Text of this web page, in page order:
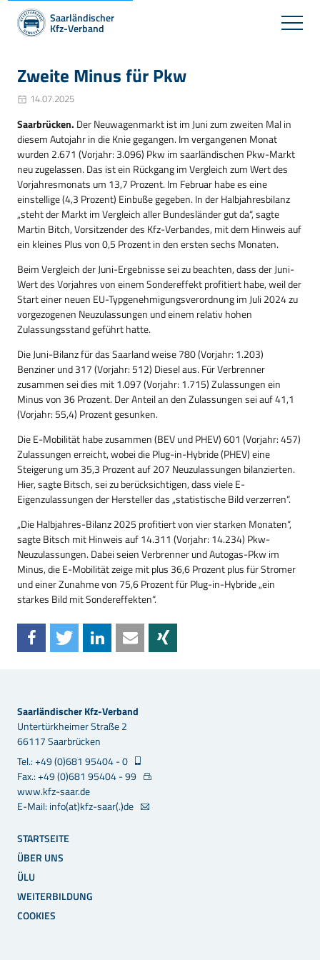
Saarländischer
Kfz-Verband
Zweite Minus für Pkw
14.07.2025
Saarbrücken. Der Neuwagenmarkt ist im Juni zum zweiten Mal in
diesem Autojahr in die Knie gegangen. Im vergangenen Monat
wurden 2.671 (Vorjahr: 3.096) Pkw im saarländischen Pkw-Markt
neu zugelassen. Das ist ein Rückgang im Vergleich zum Wert des
Vorjahresmonats um 13,7 Prozent. Im Februar habe es eine
einstellige (4,3 Prozent) Einbuße gegeben. In der Halbjahresbilanz
„steht der Markt im Vergleich aller Bundesländer gut da“, sagte
Martin Bitch, Vorsitzender des Kfz-Verbandes, mit dem Hinweis auf
ein kleines Plus von 0,5 Prozent in den ersten sechs Monaten.
Beim Vergleich der Juni-Ergebnisse sei zu beachten, dass der Juni-
Wert des Vorjahres von einem Sondereffekt profitiert habe, weil der
Start einer neuen EU-Typgenehmigungsverordnung im Juli 2024 zu
vorgezogenen Neuzulassungen und einem relativ hohen
Zulassungsstand geführt hatte.
Die Juni-Bilanz für das Saarland weise 780 (Vorjahr: 1.203)
Benziner und 317 (Vorjahr: 512) Diesel aus. Für Verbrenner
zusammen sei dies mit 1.097 (Vorjahr: 1.715) Zulassungen ein
Minus von 36 Prozent. Der Anteil an den Zulassungen sei auf 41,1
(Vorjahr: 55,4) Prozent gesunken.
Die E-Mobilität habe zusammen (BEV und PHEV) 601 (Vorjahr: 457)
Zulassungen erreicht, wobei die Plug-in-Hybride (PHEV) eine
Steigerung um 35,3 Prozent auf 207 Neuzulassungen bilanzierten.
Hier, sagte Bitsch, sei zu berücksichtigen, dass viele E-
Eigenzulassungen der Hersteller das „statistische Bild verzerren“.
„Die Halbjahres-Bilanz 2025 profitiert von vier starken Monaten“,
sagte Bitsch mit Hinweis auf 14.311 (Vorjahr: 14.234) Pkw-
Neuzulassungen. Dabei seien Verbrenner und Autogas-Pkw im
Minus, die E-Mobilität zeige mit plus 36,6 Prozent plus für Stromer
und einer Zunahme von 75,6 Prozent für Plug-in-Hybride „ein
starkes Bild mit Sondereffekten“.
Saarländischer Kfz-Verband
Untertürkheimer Straße 2
66117 Saarbrücken
Tel.: +49 (0)681 95404 - 0
Fax.: +49 (0)681 95404 - 99
www.kfz-saar.de
E-Mail: info(at)kfz-saar(.)de
STARTSEITE
ÜBER UNS
ÜLU
WEITERBILDUNG
COOKIES